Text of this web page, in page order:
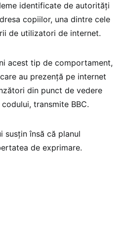
identificate de autorități
copiilor, una dintre cele
de utilizatori de internet.
acest tip de comportament,
au prezență pe internet
din punct de vedere
transmite BBC.
susțin însă că planul
de exprimare.